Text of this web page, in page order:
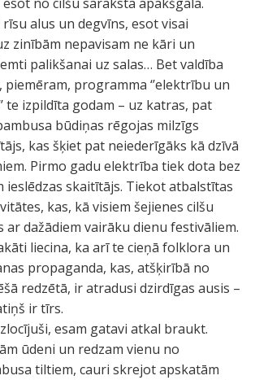
alus un degvīns, esot visai
zinībām nepavisam ne kāri un
palikšanai uz salas… Bet valdība
programma ‘’elektrību un
te izpildīta godam – uz katras, pat
būdiņas rēgojas milzīgs
kas šķiet pat neiederīgāks kā dzīvā
Pirmo gadu elektrība tiek dota bez
ieslēdzas skaitītājs. Tiekot atbalstītas
kas, kā visiem šejienes cilšu
ar dažādiem vairāku dienu festivāliem.
liecina, ka arī te cieņā folklora un
propaganda, kas, atšķirībā no
redzētā, ir atradusi dzirdīgas ausis –
ir tīrs.
esam gatavi atkal braukt.
ūdeni un redzam vienu no
tiltiem, cauri skrejot apskatām